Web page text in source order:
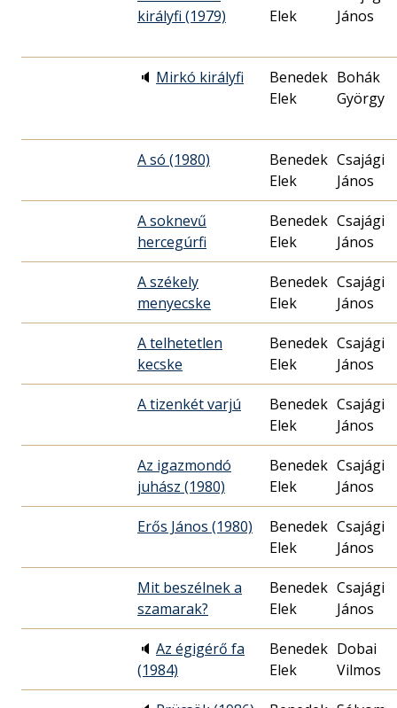
királyfi (1979)
Elek
János
🔈 Mirkó királyfi
Benedek
Elek
Bohák
György
A só (1980)
Benedek
Elek
Csajági
János
A soknevű
hercegúrfi
Benedek
Elek
Csajági
János
A székely
menyecske
Benedek
Elek
Csajági
János
A telhetetlen
kecske
Benedek
Elek
Csajági
János
A tizenkét varjú
Benedek
Elek
Csajági
János
Az igazmondó
juhász (1980)
Benedek
Elek
Csajági
János
Erős János (1980)
Benedek
Elek
Csajági
János
Mit beszélnek a
szamarak?
Benedek
Elek
Csajági
János
🔈 Az égigérő fa
(1984)
Benedek
Elek
Dobai
Vilmos